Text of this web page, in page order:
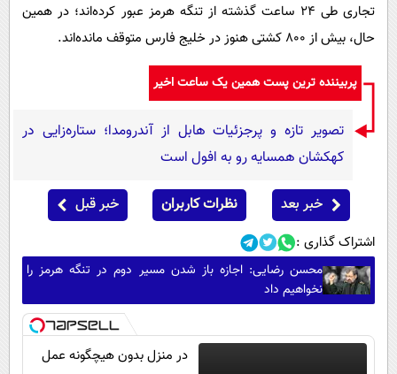
تجاری طی 24 ساعت گذشته از تنگه هرمز عبور کرده‌اند؛ در همین
حال، بیش از 800 کشتی هنوز در خلیج فارس متوقف مانده‌اند.
پربیننده ترین پست همین یک ساعت اخیر
تصویر تازه و پرجزئیات هابل از آندرومدا؛ ستاره‌زایی در
کهکشان همسایه رو به افول است
خبر بعد نظرات کاربران خبر قبل
اشتراک گذاری :
محسن رضایی: اجازه باز شدن مسیر دوم در تنگه هرمز را
نخواهیم داد
در منزل بدون هیچگونه عمل